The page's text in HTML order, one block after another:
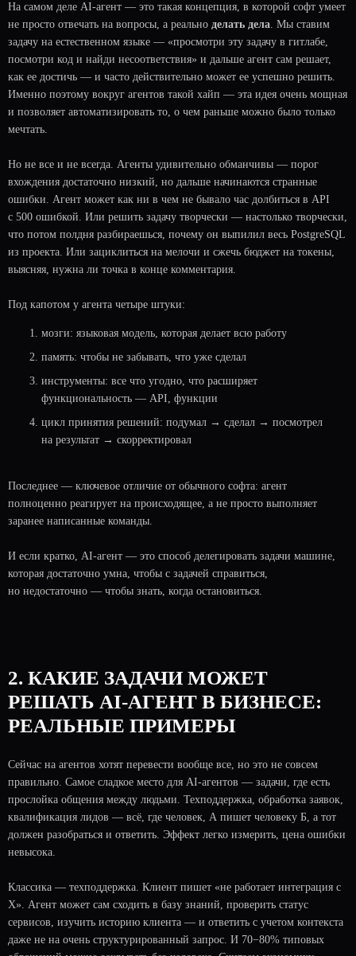
На самом деле AI-агент — это такая концепция, в которой софт умеет
не просто отвечать на вопросы, а реально делать дела. Мы ставим
задачу на естественном языке — «просмотри эту задачу в гитлабе,
посмотри код и найди несоответствия» и дальше агент сам решает,
как ее достичь — и часто действительно может ее успешно решить.
Именно поэтому вокруг агентов такой хайп — эта идея очень мощная
и позволяет автоматизировать то, о чем раньше можно было только
мечтать.
Но не все и не всегда. Агенты удивительно обманчивы — порог
вхождения достаточно низкий, но дальше начинаются странные
ошибки. Агент может как ни в чем не бывало час долбиться в API
с 500 ошибкой. Или решить задачу творчески — настолько творчески,
что потом полдня разбираешься, почему он выпилил весь PostgreSQL
из проекта. Или зациклиться на мелочи и сжечь бюджет на токены,
выясняя, нужна ли точка в конце комментария.
Под капотом у агента четыре штуки:
мозги: языковая модель, которая делает всю работу
память: чтобы не забывать, что уже сделал
инструменты: все что угодно, что расширяет
функциональность — API, функции
цикл принятия решений: подумал → сделал → посмотрел
на результат → скорректировал
Последнее — ключевое отличие от обычного софта: агент
полноценно реагирует на происходящее, а не просто выполняет
заранее написанные команды.
И если кратко, AI-агент — это способ делегировать задачи машине,
которая достаточно умна, чтобы с задачей справиться,
но недостаточно — чтобы знать, когда остановиться.
2. КАКИЕ ЗАДАЧИ МОЖЕТ
РЕШАТЬ AI-АГЕНТ В БИЗНЕСЕ:
РЕАЛЬНЫЕ ПРИМЕРЫ
Сейчас на агентов хотят перевести вообще все, но это не совсем
правильно. Самое сладкое место для AI-агентов — задачи, где есть
прослойка общения между людьми. Техподдержка, обработка заявок,
квалификация лидов — всё, где человек, А пишет человеку Б, а тот
должен разобраться и ответить. Эффект легко измерить, цена ошибки
невысока.
Классика — техподдержка. Клиент пишет «не работает интеграция с
X». Агент может сам сходить в базу знаний, проверить статус
сервисов, изучить историю клиента — и ответить с учетом контекста
даже не на очень структурированный запрос. И 70−80% типовых